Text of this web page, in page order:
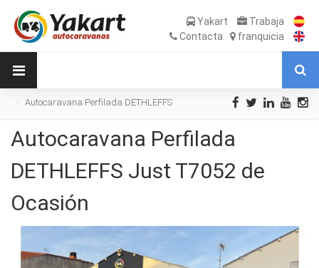
Yakart
Trabaja
Contacta
franquicia
Autocaravana Perfilada DETHLEFFS
Autocaravana Perfilada
DETHLEFFS Just T7052 de
Ocasión